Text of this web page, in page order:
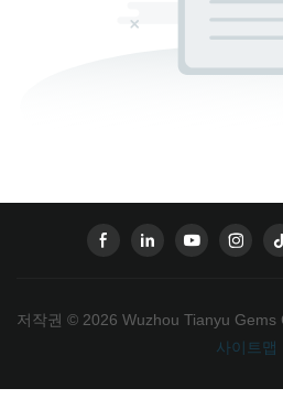
저작권 © 2026 Wuzhou Tianyu Gems
사이트맵